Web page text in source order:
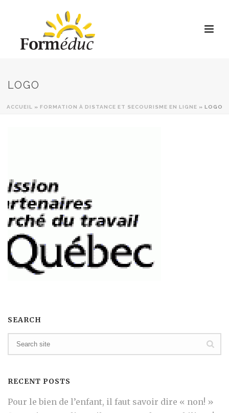
LOGO
ACCUEIL » FORMATION À DISTANCE ET SECOURISME EN LIGNE » LOGO
SEARCH
RECENT POSTS
Pour le bien de l’enfant, il faut savoir dire « non! »